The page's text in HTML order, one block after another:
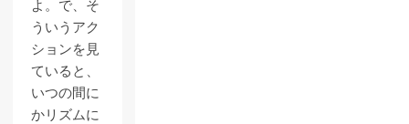
よ。で、そ
ういうアク
ションを見
ていると、
いつの間に
かリズムに